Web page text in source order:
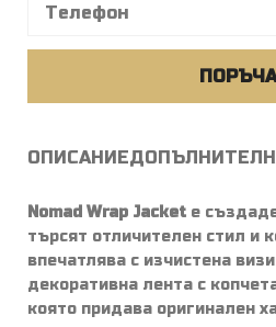
ОПИСАНИЕ
Nomad Wrap Jacket е
търсят отличителен стил и
впечатлява с изчистена
декоративна лента с
която придава оригинален